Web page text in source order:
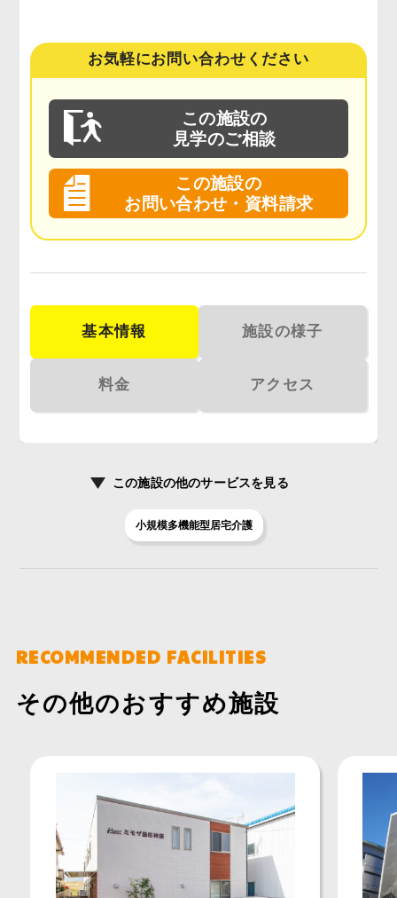
お気軽にお問い合わせください
この施設の
見学のご相談
この施設の
お問い合わせ・資料請求
基本情報 施設の様子
料金 アクセス
この施設の他のサービスを見る
小規模多機能型居宅介護
RECOMMENDED FACILITIES
その他のおすすめ施設